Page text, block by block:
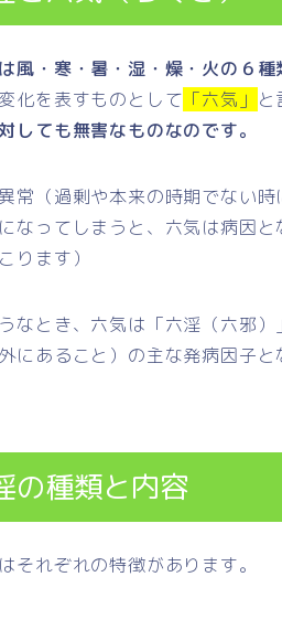
風・寒・暑・湿・燥・火の６種
化を表すものとして 「六気」 と
しても無害なものなのです。
常（過剰や本来の時期でない
なってしまうと、六気は病因
ります）
なとき、六気は「六淫（六邪
にあること）の主な発病因子と
の種類と内容
それぞれの特徴があります。